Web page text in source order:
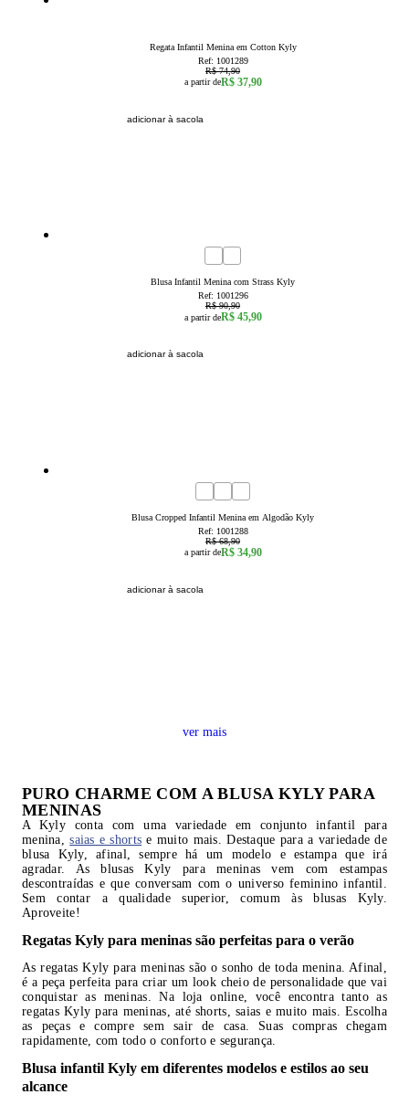
Regata Infantil Menina em Cotton Kyly
Ref: 1001289
R$ 74,90
a partir deR$ 37,90
adicionar à sacola
Blusa Infantil Menina com Strass Kyly
Ref: 1001296
R$ 90,90
a partir deR$ 45,90
adicionar à sacola
Blusa Cropped Infantil Menina em Algodão Kyly
Ref: 1001288
R$ 68,90
a partir deR$ 34,90
adicionar à sacola
ver mais
PURO CHARME COM A BLUSA KYLY PARA
MENINAS
A Kyly conta com uma variedade em conjunto infantil para
menina,saias e shorts e muito mais. Destaque para a variedade de
blusa Kyly, afinal, sempre há um modelo e estampa que irá
agradar. As blusas Kyly para meninas vem com estampas
descontraídas e que conversam com o universo feminino infantil.
Sem contar a qualidade superior, comum às blusas Kyly.
Aproveite!
Regatas Kyly para meninas são perfeitas para o verão
As regatas Kyly para meninas são o sonho de toda menina. Afinal,
é a peça perfeita para criar um look cheio de personalidade que vai
conquistar as meninas. Na loja online, você encontra tanto as
regatas Kyly para meninas, até shorts, saias e muito mais. Escolha
as peças e compre sem sair de casa. Suas compras chegam
rapidamente, com todo o conforto e segurança.
Blusa infantil Kyly em diferentes modelos e estilos ao seu
alcance